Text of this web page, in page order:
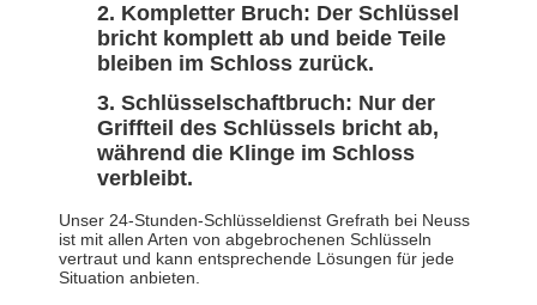
Kompletter Bruch: Der Schlüssel
bricht komplett ab und beide Teile
bleiben im Schloss zurück.
Schlüsselschaftbruch: Nur der
Griffteil des Schlüssels bricht ab,
während die Klinge im Schloss
verbleibt.
Unser 24-Stunden-Schlüsseldienst Grefrath bei Neuss
ist mit allen Arten von abgebrochenen Schlüsseln
vertraut und kann entsprechende Lösungen für jede
Situation anbieten.